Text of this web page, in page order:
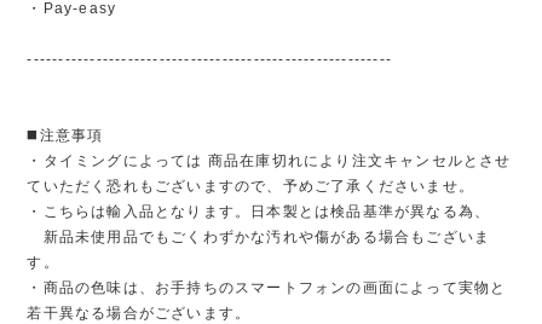
・Pay-easy
----------------------------------------------------------
◼️注意事項
・タイミングによっては 商品在庫切れにより注文キャンセルとさせ
ていただく恐れもございますので、予めご了承くださいませ。
・こちらは輸入品となります。日本製とは検品基準が異なる為、
新品未使用品でもごくわずかな汚れや傷がある場合もございま
す。
・商品の色味は、お手持ちのスマートフォンの画面によって実物と
若干異なる場合がございます。